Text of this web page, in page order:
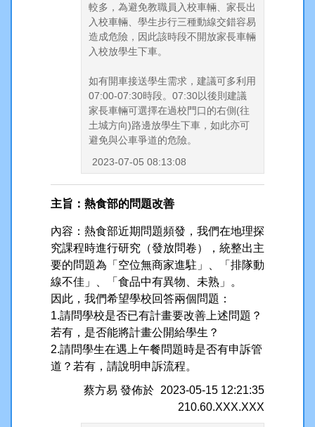
較多，為避免教職員入校車輛、家長出
入校車輛、學生步行三種動線交錯容易
造成危險，因此該時段不開放家長車輛
入校放學生下車。
如有開車接送學生需求，建議可多利用
07:00-07:30時段。07:30以後則建議
家長車輛可選擇在過校門口的右側(往
土城方向)路邊放學生下車，如此亦可
避免與公車爭道的危險。
2023-07-05 08:13:08
主旨：熱食部的問題改善
內容：熱食部近期問題頻發，我們在地理探
究課程時進行研究（發放問卷），統整出主
要的問題為「空位無商家進駐」、「排隊動
線不佳」、「食品中有異物、未熟」。
因此，我們希望學校回答兩個問題：
1.請問學校是否已有計畫要改善上述問題？
若有，是否能將計畫公開給學生？
2.請問學生在遇上午餐問題時是否有申訴管
道？若有，請說明申訴流程。
蔡方易 發佈於 2023-05-15 12:21:35
210.60.XXX.XXX